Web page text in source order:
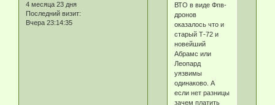
4 месяца 23 дня
Последний визит:
Вчера 23:14:35
ВТО в виде Фпв-
дронов
оказалось что и
старый Т-72 и
новейший
Абрамс или
Леопард
уязвимы
одинаково. А
если нет разницы
зачем платить